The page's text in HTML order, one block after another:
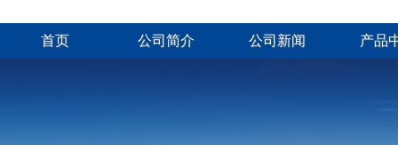
首页 公司简介 公司新闻 产品